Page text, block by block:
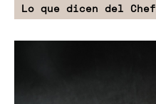
Lo que dicen del Chef